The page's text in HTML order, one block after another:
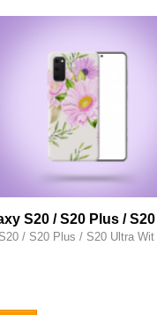
S20 / S20 Plus /
- Roze bloemen
/ S20 Plus / S20 Ultra Wit